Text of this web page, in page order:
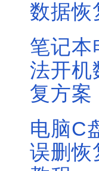
数据恢
笔记本
法开机
复方案
电脑C
误删恢